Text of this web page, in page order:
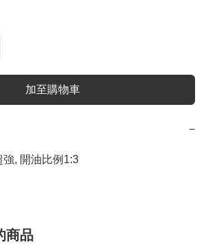
加至購物車
−
, 開油比例1:3
商品